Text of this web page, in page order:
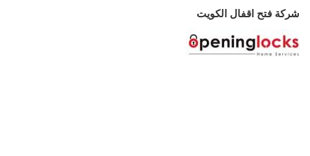
شركة فتح اقفال الكويت